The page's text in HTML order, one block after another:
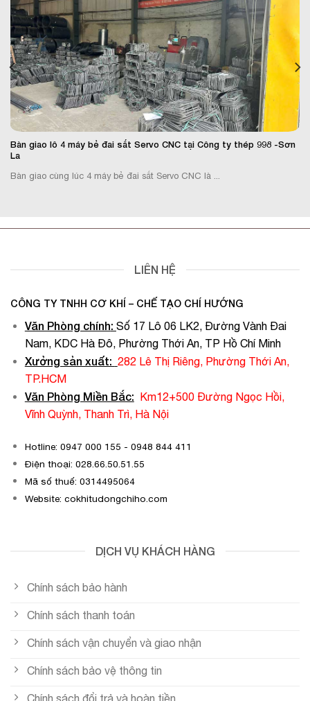
Bàn giao lô 4 máy bẻ đai sắt Servo CNC tại Công ty thép 998 -Sơn
La
Bàn giao cùng lúc 4 máy bẻ đai sắt Servo CNC là ...
LIÊN HỆ
CÔNG TY TNHH CƠ KHÍ – CHẾ TẠO CHÍ HƯỚNG
Văn Phòng chính: Số 17 Lô 06 LK2, Đường Vành Đai
Nam, KDC Hà Đô, Phường Thới An, TP Hồ Chí Minh
Xưởng sản xuất: 282 Lê Thị Riêng, Phường Thới An,
TP.HCM
Văn Phòng Miền Bắc:
Km12+500 Đường Ngọc Hồi,
Vĩnh Quỳnh, Thanh Trì, Hà Nội
Hotline: 0947 000 155 - 0948 844 411
Điện thoại: 028.66.50.51.55
Mã số thuế: 0314495064
Website: cokhitudongchiho.com
DỊCH VỤ KHÁCH HÀNG
Chính sách bảo hành
Chính sách thanh toán
Chính sách vận chuyển và giao nhận
Chính sách bảo vệ thông tin
Chính sách đổi trả và hoàn tiền